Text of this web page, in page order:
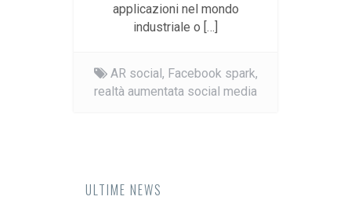
applicazioni nel mondo
industriale o […]
AR social, Facebook spark,
realtà aumentata social media
ULTIME NEWS